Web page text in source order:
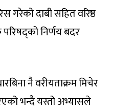
दाबी सहित वरिष्ठ
निर्णय बदर
नै वरीयताक्रम मिचेर
भन्दै यस्तो अभ्यासले